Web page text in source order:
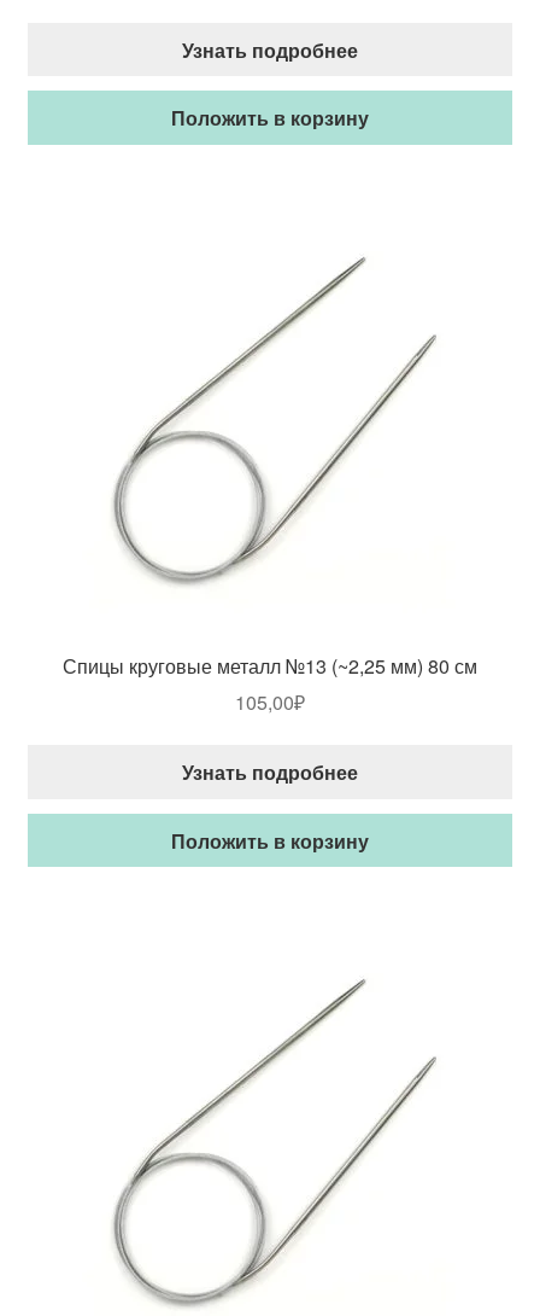
Узнать подробнее
Положить в корзину
Спицы круговые металл №13 (~2,25 мм) 80 см
105,00₽
Узнать подробнее
Положить в корзину